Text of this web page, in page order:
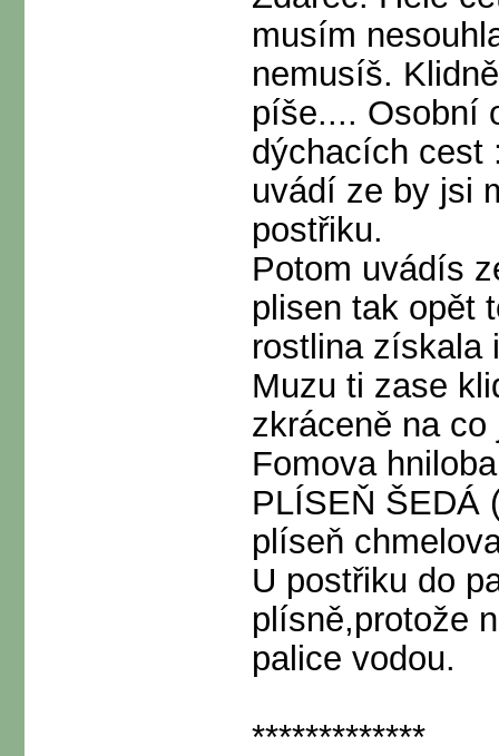
musím
nemusíš.
píše.... Osobní
dýchacích cest
uvádí ze by jsi
postřiku.
Potom uvádís
plisen tak opět
rostlina získala
Muzu ti zase
zkráceně na co
Fomova
PLÍSEŇ ŠEDÁ
plíseň
U postřiku do
plísně,protože
palice vodou.
*************